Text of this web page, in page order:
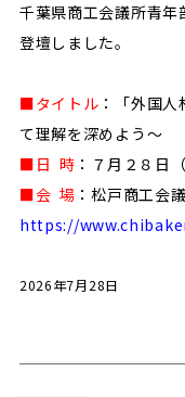
千葉県商工会議所青
登壇しました。
■タイトル ：「外国
て理解を深めよう～
■日 時 ：７月２８日
■会 場 ：松戸商工会
https://
2026年7月28日